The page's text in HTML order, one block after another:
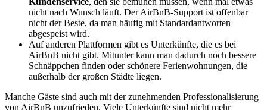
nicht nach Wunsch läuft. Der AirBnB-Support ist offenbar
nicht der Beste, da man häufig mit Standardantworten
abgespeist wird.
Auf anderen Plattformen gibt es Unterkünfte, die es bei
AirBnB nicht gibt. Mitunter kann man dadurch noch bessere
Schnäppchen finden oder schönere Ferienwohnungen, die
außerhalb der großen Städte liegen.
Manche Gäste sind auch mit der zunehmenden Professionalisierung
von AirBnB unzufrieden. Viele Unterkünfte sind nicht mehr